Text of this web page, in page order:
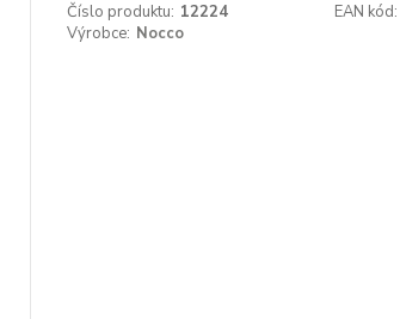
Číslo produktu: 12224 EAN kód:
Výrobce: Nocco